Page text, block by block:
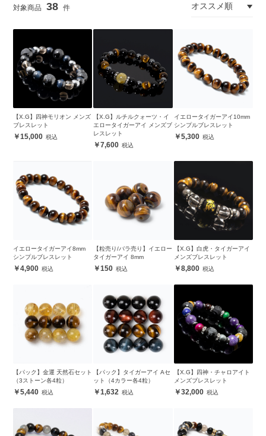
38
【X.G】四神モリオン メンズ
ブレスレット
15,000
【X.G】ルチルクォーツ・イ
エロータイガーアイ メンズブ
レスレット
7,600
イエロータイガーアイ10mm
シンプルブレスレット
5,300
イエロータイガーアイ8mm
シンプルブレスレット
4,900
【粒売り/バラ売り】イエロー
タイガーアイ 8mm
150
【X.G】白虎・タイガーアイ
メンズブレスレット
8,800
【パック】金運 天然石セット
（3ストーン各4粒）
5,440
【パック】タイガーアイ Aセ
ット（4カラー各4粒）
1,632
【X.G】四神・チャロアイト
メンズブレスレット
32,000